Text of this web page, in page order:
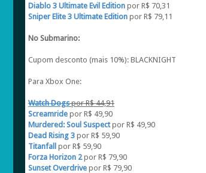
Diablo 3 Ultimate Evil Edition por R$ 70,31
Sniper Elite 3 Ultimate Edition por R$ 79,11
No Submarino:
Cupom desconto (mais 10%): BLACKNIGHT
Para Xbox One:
Watch Dogspor R$ 44,91
Screamride por R$ 49,90
Murdered: Soul Suspectpor R$ 49,90
Dead Rising 3 por R$ 59,90
Titanfall por R$ 59,90
Forza Horizon 2por R$ 79,90
Sunset Overdrive por R$ 79,90